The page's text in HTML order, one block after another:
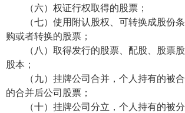
（六）权证行权取得的股票；
（七）使用附认股权、可转换成股份条
购或者转换的股票；
（八）取得发行的股票、配股、股票股
股本；
（九）挂牌公司合并，个人持有的被合
的合并后公司股票；
（十）挂牌公司分立，个人持有的被分